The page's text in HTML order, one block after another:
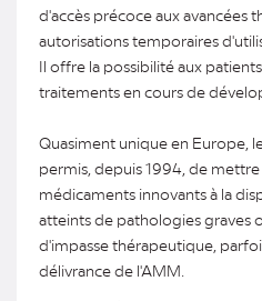
d'accès précoce aux avancées
autorisations temporaires
Il offre la possibilité aux
traitements en cours de
Quasiment unique en Europe,
permis, depuis 1994, de
médicaments innovants à la
atteints de pathologies graves
d'impasse thérapeutique,
délivrance de l'AMM.